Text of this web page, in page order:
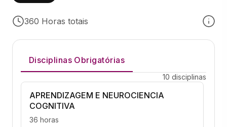
360 Horas totais
Disciplinas Obrigatórias
10 disciplinas
APRENDIZAGEM E NEUROCIENCIA
COGNITIVA
36 horas